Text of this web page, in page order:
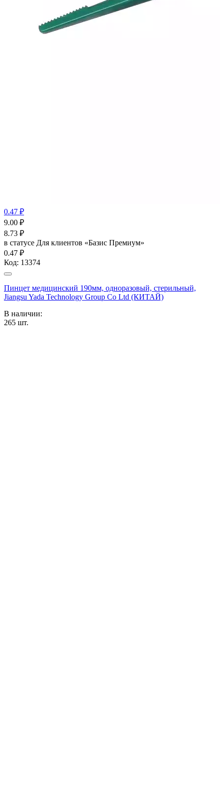
0.47 ₽
9.00 ₽
8.73 ₽
в статусе Для клиентов «Базис Премиум»
0.47 ₽
Код: 13374
Пинцет медицинский 190мм, одноразовый, стерильный,
Jiangsu Yada Technology Group Co Ltd (КИТАЙ)
В наличии:
265 шт.